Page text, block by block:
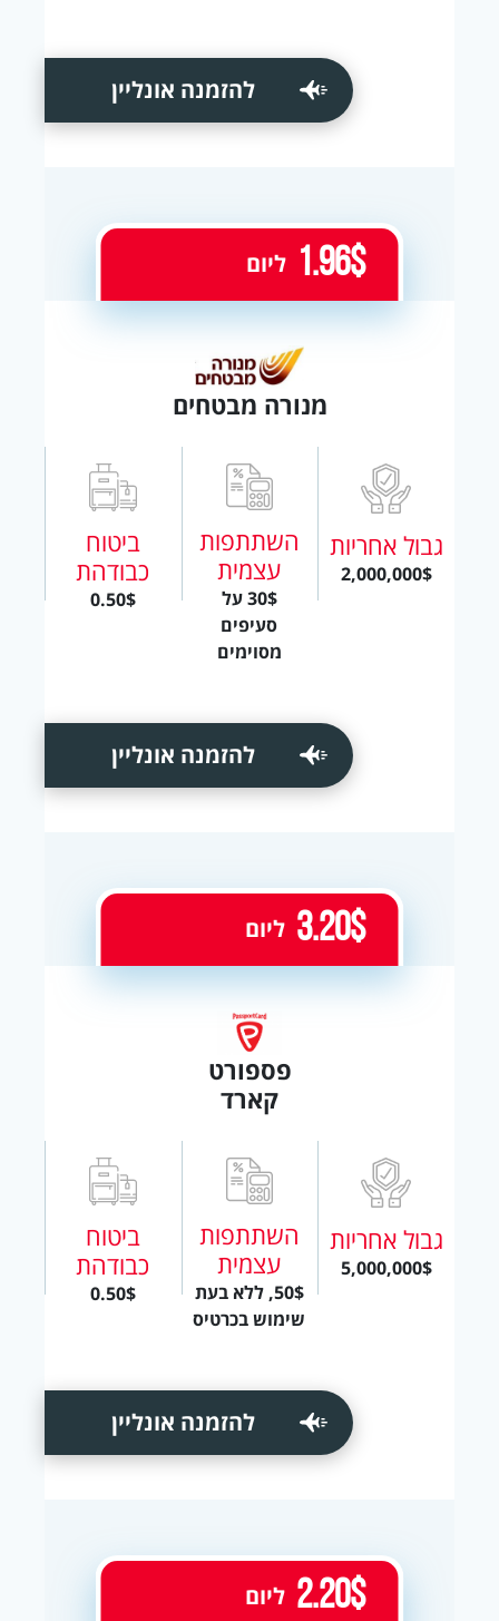
להזמנה אונליין
מנורה מבטחים
גבול אחריות
2,000,000$
השתתפות
עצמית
30$ על
סעיפים
מסוימים
ביטוח
כבודהת
0.50$
1.96$ ליום
להזמנה אונליין
פספורט
קארד
גבול אחריות
5,000,000$
השתתפות
עצמית
50$, ללא בעת
שימוש בכרטיס
ביטוח
כבודהת
0.50$
3.20$ ליום
להזמנה אונליין
2.20$ ליום